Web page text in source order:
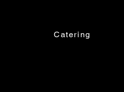
Catering